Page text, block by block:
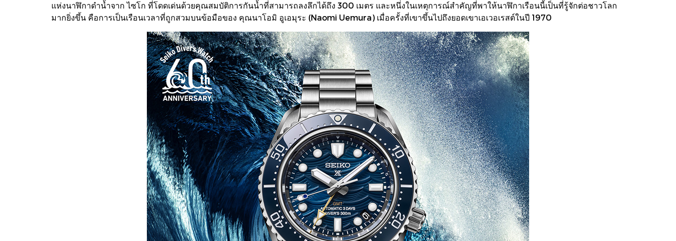
แห่งนาฬิกาดำน้ำจาก ไซโก ที่โดดเด่นด้วยคุณสมบัติการกันน้ำที่สามารถลงลึกได้ถึง 300 เมตร และหนึ่งในเหตุการณ์สำคัญที่พาให้นาฬิกาเรือนนี้เป็นที่รู้จักต่อชาวโลก
มากยิ่งขึ้น คือการเป็นเรือนเวลาที่ถูกสวมบนข้อมือของ คุณนาโอมิ อูเอมุระ (Naomi Uemura) เมื่อครั้งที่เขาขึ้นไปถึงยอดเขาเอเวอเรสต์ในปี 1970